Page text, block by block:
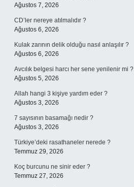
Ağustos 7, 2026
CD’ler nereye atılmalıdır ?
Ağustos 6, 2026
Kulak zarının delik olduğu nasıl anlaşılır ?
Ağustos 6, 2026
Avcılık belgesi harcı her sene yenilenir mi ?
Ağustos 5, 2026
Allah hangi 3 kişiye yardım eder ?
Ağustos 3, 2026
7 sayısının basamağı nedir ?
Ağustos 3, 2026
Türkiye’deki rasathaneler nerede ?
Temmuz 29, 2026
Koç burcunu ne sinir eder ?
Temmuz 27, 2026